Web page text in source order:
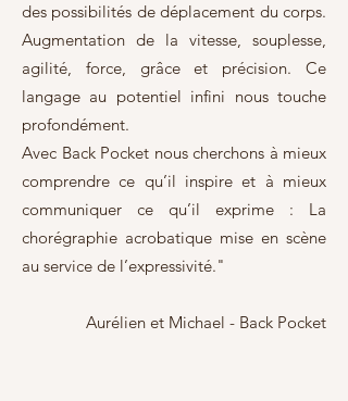
des possibilités de déplacement du corps.
Augmentation de la vitesse, souplesse,
agilité, force, grâce et précision. Ce
langage au potentiel infini nous touche
profondément.
Avec Back Pocket nous cherchons à mieux
comprendre ce qu’il inspire et à mieux
communiquer ce qu’il exprime : La
chorégraphie acrobatique mise en scène
au service de l’expressivité."
Aurélien et Michael - Back Pocket